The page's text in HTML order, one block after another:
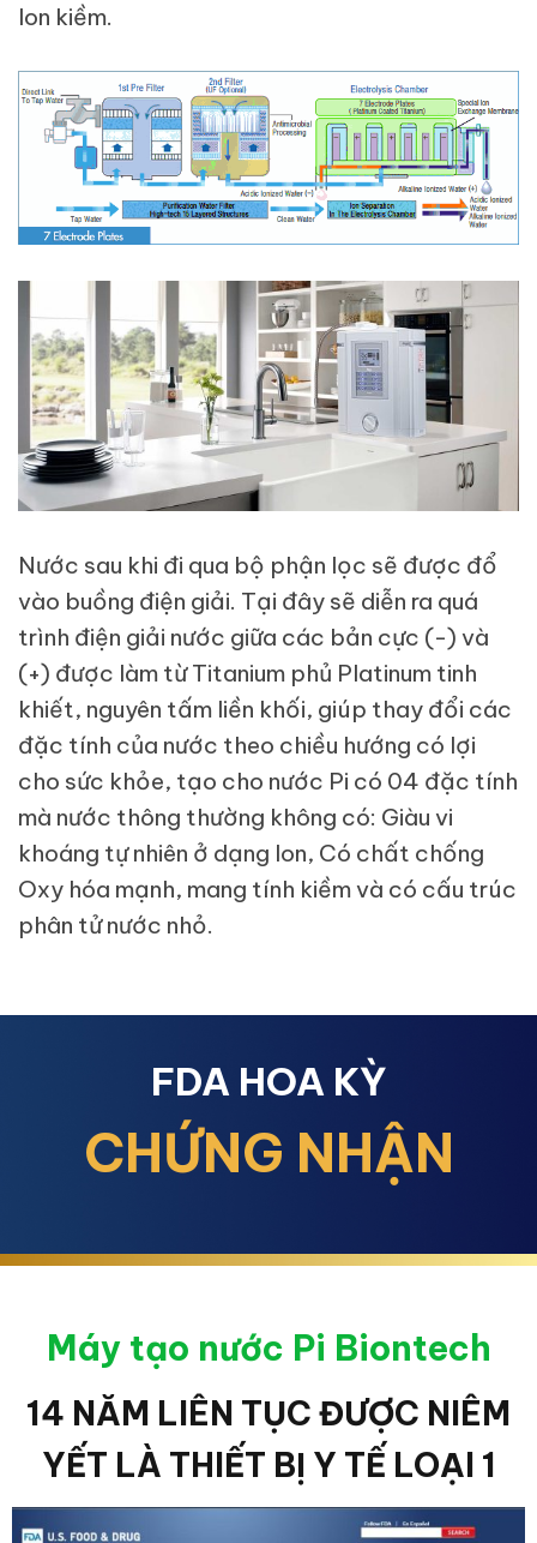
Ion kiềm.
Nước sau khi đi qua bộ phận lọc sẽ được đổ
vào buồng điện giải. Tại đây sẽ diễn ra quá
trình điện giải nước giữa các bản cực (-) và
(+) được làm từ Titanium phủ Platinum tinh
khiết, nguyên tấm liền khối, giúp thay đổi các
đặc tính của nước theo chiều hướng có lợi
cho sức khỏe, tạo cho nước Pi có 04 đặc tính
mà nước thông thường không có: Giàu vi
khoáng tự nhiên ở dạng Ion, Có chất chống
Oxy hóa mạnh, mang tính kiềm và có cấu trúc
phân tử nước nhỏ.
FDA HOA KỲ
CHỨNG NHẬN
Máy tạo nước Pi Biontech
14 NĂM LIÊN TỤC ĐƯỢC NIÊM
YẾT LÀ THIẾT BỊ Y TẾ LOẠI 1